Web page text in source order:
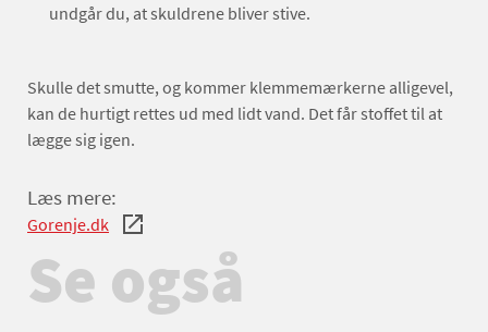
undgår du, at skuldrene bliver stive.
Skulle det smutte, og kommer klemmemærkerne alligevel,
kan de hurtigt rettes ud med lidt vand. Det får stoffet til at
lægge sig igen.
Læs mere:
Gorenje.dk
Se også